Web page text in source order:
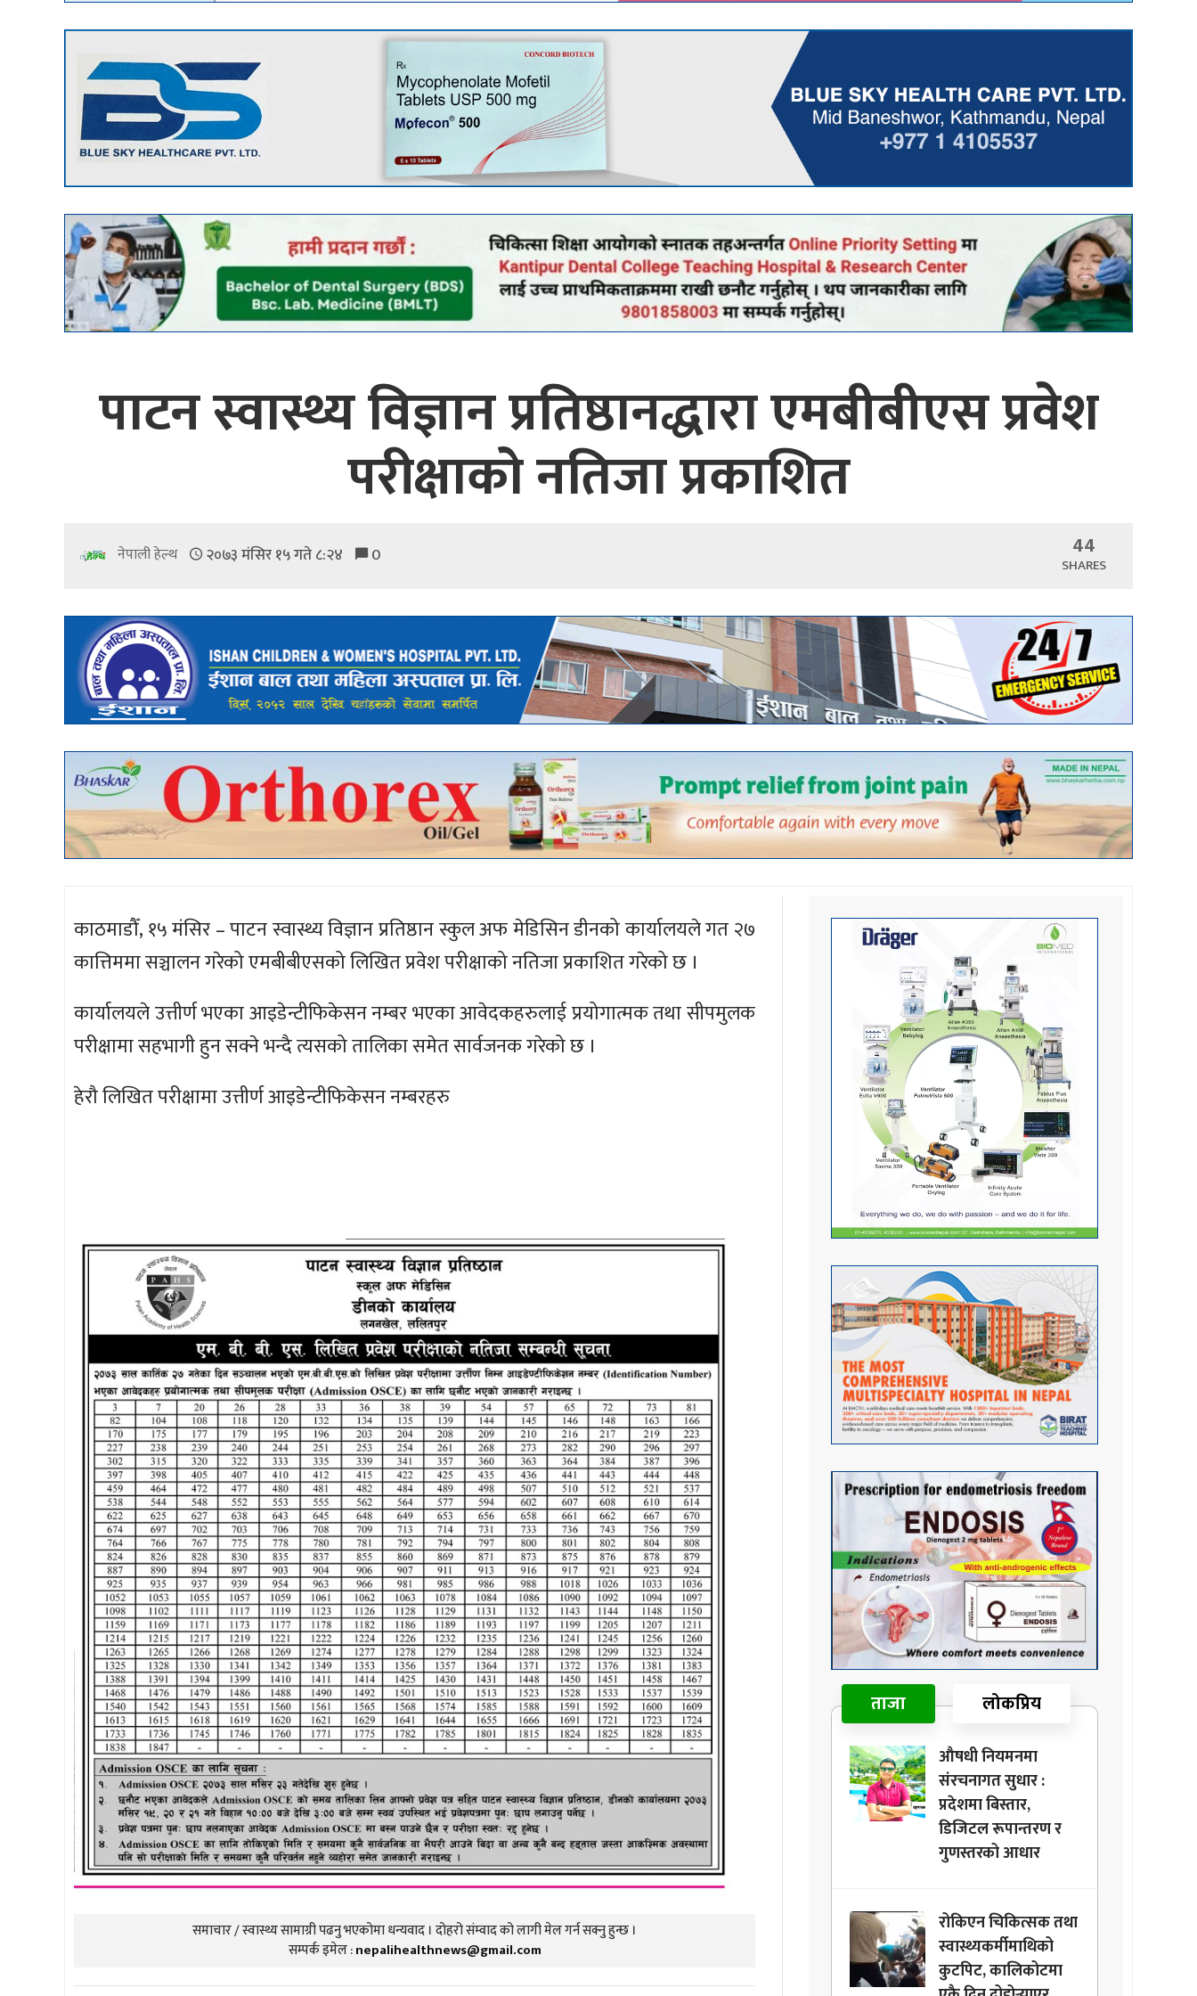
पाटन स्वास्थ्य विज्ञान प्रतिष्ठानद्धारा एमबीबीएस प्रवेश
परीक्षाको नतिजा प्रकाशित
नेपाली हेल्थ २०७३ मंसिर १५ गते ८:२४ 0 44
SHARES
काठमाडौँ, १५ मंसिर – पाटन स्वास्थ्य विज्ञान प्रतिष्ठान स्कुल अफ मेडिसिन डीनको कार्यालयले गत २७
कात्तिममा सञ्चालन गरेको एमबीबीएसको लिखित प्रवेश परीक्षाको नतिजा प्रकाशित गरेको छ ।
कार्यालयले उत्तीर्ण भएका आइडेन्टीफिकेसन नम्बर भएका आवेदकहरुलाई प्रयोगात्मक तथा सीपमुलक
परीक्षामा सहभागी हुन सक्ने भन्दै त्यसको तालिका समेत सार्वजनक गरेको छ ।
हेरौ लिखित परीक्षामा उत्तीर्ण आइडेन्टीफिकेसन नम्बरहरु
समाचार / स्वास्थ्य सामाग्री पढनु भएकोमा धन्यवाद । दोहरो संम्वाद को लागी मेल गर्न सक्नु हुन्छ ।
सम्पर्क इमेल :nepalihealthnews@gmail.com
ताजा लोकप्रिय
औषधी नियमनमा
संरचनागत सुधार :
प्रदेशमा बिस्तार,
डिजिटल रूपान्तरण र
गुणस्तरको आधार
रोकिएन चिकित्सक तथा
स्वास्थ्यकर्मीमाथिको
कुटपिट, कालिकोटमा